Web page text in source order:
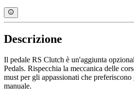
Descrizione
Il pedale RS Clutch è un'aggiunta
Pedals. Rispecchia la meccanica delle
must per gli appassionati che
manuale.